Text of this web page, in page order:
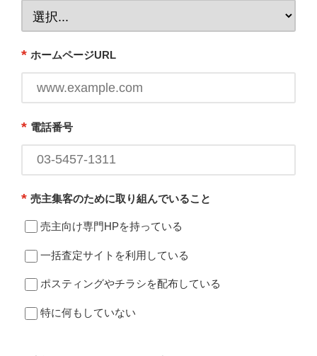
* ホームページURL
* 電話番号
* 売主集客のために取り組んでいること
売主向け専門HPを持っている
一括査定サイトを利用している
ポスティングやチラシを配布している
特に何もしていない